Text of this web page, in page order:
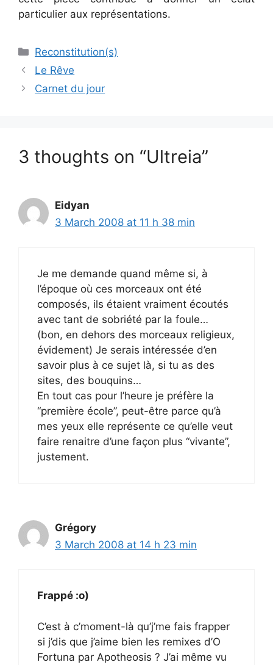
particulier aux représentations.
Categories
Reconstitution(s)
Le Rêve
Carnet du jour
3 thoughts on “Ultreia”
Eidyan
3 March 2008 at 11 h 38 min
Je me demande quand même si, à
l’époque où ces morceaux ont été
composés, ils étaient vraiment écoutés
avec tant de sobriété par la foule…
(bon, en dehors des morceaux religieux,
évidement) Je serais intéressée d’en
savoir plus à ce sujet là, si tu as des
sites, des bouquins…
En tout cas pour l’heure je préfère la
“première école”, peut-être parce qu’à
mes yeux elle représente ce qu’elle veut
faire renaitre d’une façon plus “vivante”,
justement.
Grégory
3 March 2008 at 14 h 23 min
Frappé :o)
C’est à c’moment-là qu’j’me fais frapper
si j’dis que j’aime bien les remixes d’O
Fortuna par Apotheosis ? J’ai même vu